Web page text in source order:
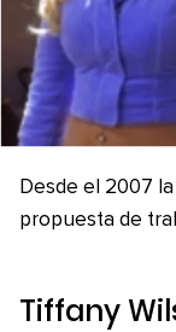
Desde el 2007
propuesta de
Tiffany